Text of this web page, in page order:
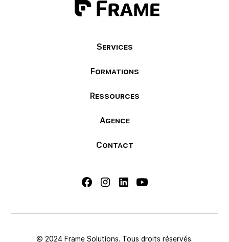
Services
Formations
Ressources
Agence
Contact
© 2024 Frame Solutions. Tous droits réservés.